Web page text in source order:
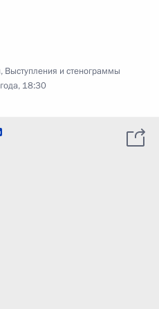
, Выступления и стенограммы
18:30